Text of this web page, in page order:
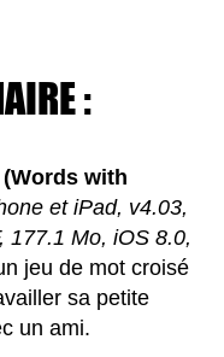
:
with
et iPad, v4.03,
177.1 Mo, iOS 8.0,
jeu de mot croisé
sa petite
un ami.